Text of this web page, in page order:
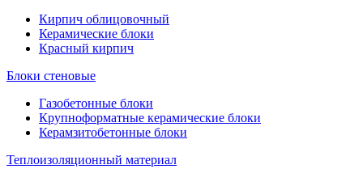
Кирпич облицовочный
Керамические блоки
Красный кирпич
Блоки стеновые
Газобетонные блоки
Крупноформатные керамические блоки
Керамзитобетонные блоки
Теплоизоляционный материал